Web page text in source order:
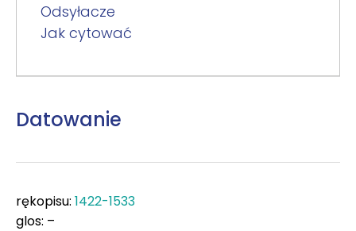
Odsyłacze
Jak cytować
Datowanie
rękopisu: 1422-1533
glos: –